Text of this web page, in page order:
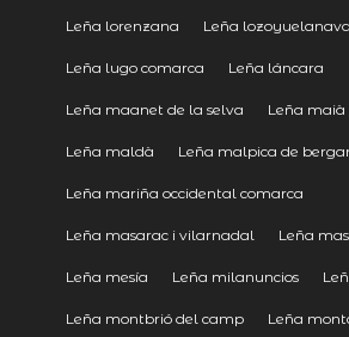
Leña lorenzana Leña
Leña lugo comarca Leña láncara
Leña maanet de la selva Leña
Leña maldà Leña malpica de
Leña mariña occidental comarca
Leña masarac i vilarnadal Leña
Leña mesía Leña milanuncios
Leña montbrió del camp Leña